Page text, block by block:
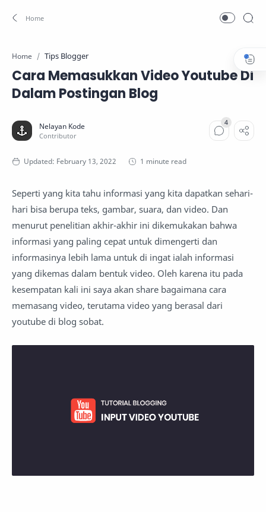
Home Tips Blogger
Cara Memasukkan Video Youtube Di
Dalam Postingan Blog
1 minute read
Seperti yang kita tahu informasi yang kita dapatkan sehari-
hari bisa berupa teks, gambar, suara, dan video. Dan
menurut penelitian akhir-akhir ini dikemukakan bahwa
informasi yang paling cepat untuk dimengerti dan
informasinya lebih lama untuk di ingat ialah informasi
yang dikemas dalam bentuk video. Oleh karena itu pada
kesempatan kali ini saya akan share bagaimana cara
memasang video, terutama video yang berasal dari
youtube di blog sobat.